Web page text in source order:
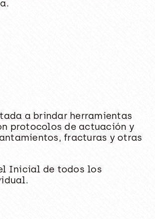
a brindar herramientas
protocolos de actuación y
fracturas y otras
Inicial de todos los